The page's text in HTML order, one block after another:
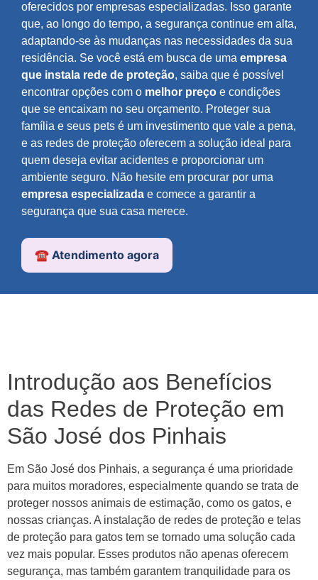
oferecidos por empresas especializadas. Isso garante
que, ao longo do tempo, a segurança continue em alta,
adaptando-se às mudanças nas necessidades da sua
residência. Se você está em busca de uma empresa
que instala rede de proteção, saiba que é possível
encontrar opções com o melhor preço e condições
que se encaixam no seu orçamento. Proteger sua
família e seus pets é um investimento que vale a pena,
e as redes de proteção oferecem a solução ideal para
quem deseja evitar acidentes e proporcionar um
ambiente seguro. Não hesite em procurar por uma
empresa especializada e comece a garantir a
segurança que sua casa merece.
☎️ Atendimento agora
Introdução aos Benefícios
das Redes de Proteção em
São José dos Pinhais
Em São José dos Pinhais, a segurança é uma prioridade
para muitos moradores, especialmente quando se trata de
proteger nossos animais de estimação, como os gatos, e
nossas crianças. A instalação de redes de proteção e telas
de proteção para gatos tem se tornado uma solução cada
vez mais popular. Esses produtos não apenas oferecem
segurança, mas também garantem tranquilidade para os